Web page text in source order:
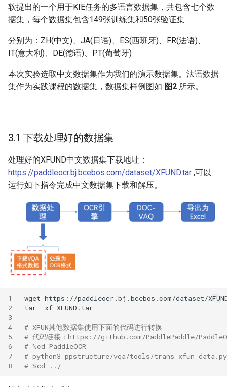
5.1.3 模型预测
5.2.1 模型训练
5.2.2 模型评估
6 导出Excel
更多资源
参考链接
软提出的一个用于KIE任务的多语言数据集，共包含七个数
据集，每个数据集包含149张训练集和50张验证集
分别为：ZH(中文)、JA(日语)、ES(西班牙)、FR(法语)、
IT(意大利)、DE(德语)、PT(葡萄牙)
本次实验选取中文数据集作为我们的演示数据集。法语数据
集作为实践课程的数据集，数据集样例图如 图2 所示。
3.1 下载处理好的数据集
处理好的XFUND中文数据集下载地址：
https://paddleocr.bj.bcebos.com/dataset/XFUND.tar ,可以
运行如下指令完成中文数据集下载和解压。
1
2
3
4
5
6
7
8
wget
tar -xf
# XFUN其他数据集使用下面的代码进行转换
# 代码链接：https://github.com/PaddlePaddle/
# %cd PaddleOCR
# python3 ppstructure/vqa/tools/
# %cd ../